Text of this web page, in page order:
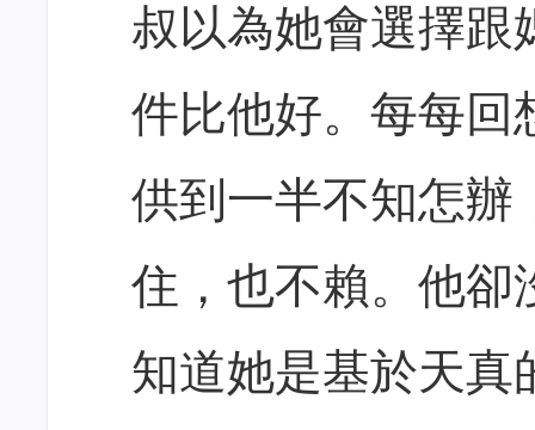
叔以為她會選擇跟
件比他好。每每回
供到一半不知怎辦
住，也不賴。他卻
知道她是基於天真